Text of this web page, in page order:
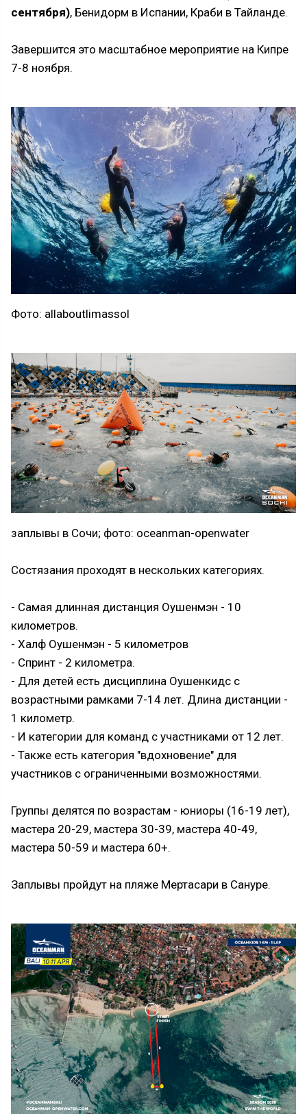
сентября), Бенидорм в Испании, Краби в Тайланде.
Завершится это масштабное мероприятие на Кипре
7-8 ноября.
Фото: allaboutlimassol
заплывы в Сочи; фото: oceanman-openwater
Состязания проходят в нескольких категориях.
- Самая длинная дистанция Оушенмэн - 10
километров.
- Халф Оушенмэн - 5 километров
- Спринт - 2 километра.
- Для детей есть дисциплина Оушенкидс с
возрастными рамками 7-14 лет. Длина дистанции -
1 километр.
- И категории для команд с участниками от 12 лет.
- Также есть категория "вдохновение" для
участников с ограниченными возможностями.
Группы делятся по возрастам - юниоры (16-19 лет),
мастера 20-29, мастера 30-39, мастера 40-49,
мастера 50-59 и мастера 60+.
Заплывы пройдут на пляже Мертасари в Сануре.